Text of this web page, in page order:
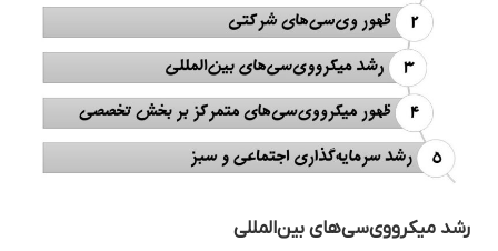
رشد میکرو‌وی‌سی‌‌های بین‌المللی